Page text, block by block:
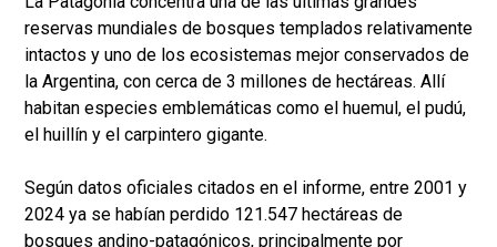
reservas mundiales de bosques templados relativamente
intactos y uno de los ecosistemas mejor conservados de
la Argentina, con cerca de 3 millones de hectáreas. Allí
habitan especies emblemáticas como el huemul, el pudú,
el huillín y el carpintero gigante.
Según datos oficiales citados en el informe, entre 2001 y
2024 ya se habían perdido 121.547 hectáreas de
bosques andino-patagónicos, principalmente por